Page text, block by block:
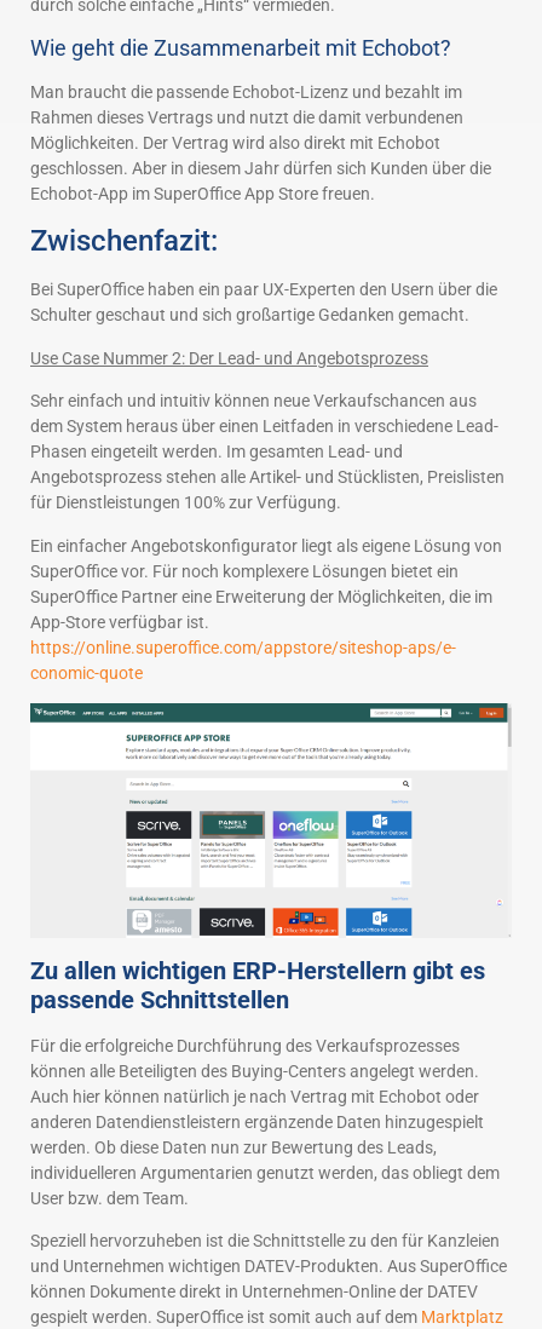
durch solche einfache „Hints“ vermieden.
Wie geht die Zusammenarbeit mit Echobot?
Man braucht die passende Echobot-Lizenz und bezahlt im
Rahmen dieses Vertrags und nutzt die damit verbundenen
Möglichkeiten. Der Vertrag wird also direkt mit Echobot
geschlossen. Aber in diesem Jahr dürfen sich Kunden über die
Echobot-App im SuperOffice App Store freuen.
Zwischenfazit:
Bei SuperOffice haben ein paar UX-Experten den Usern über die
Schulter geschaut und sich großartige Gedanken gemacht.
Use Case Nummer 2: Der Lead- und Angebotsprozess
Sehr einfach und intuitiv können neue Verkaufschancen aus
dem System heraus über einen Leitfaden in verschiedene Lead-
Phasen eingeteilt werden. Im gesamten Lead- und
Angebotsprozess stehen alle Artikel- und Stücklisten, Preislisten
für Dienstleistungen 100% zur Verfügung.
Ein einfacher Angebotskonfigurator liegt als eigene Lösung von
SuperOffice vor. Für noch komplexere Lösungen bietet ein
SuperOffice Partner eine Erweiterung der Möglichkeiten, die im
App-Store verfügbar ist.
https://online.superoffice.com/appstore/siteshop-aps/e-
conomic-quote
Zu allen wichtigen ERP-Herstellern gibt es
passende Schnittstellen
Für die erfolgreiche Durchführung des Verkaufsprozesses
können alle Beteiligten des Buying-Centers angelegt werden.
Auch hier können natürlich je nach Vertrag mit Echobot oder
anderen Datendienstleistern ergänzende Daten hinzugespielt
werden. Ob diese Daten nun zur Bewertung des Leads,
individuelleren Argumentarien genutzt werden, das obliegt dem
User bzw. dem Team.
Speziell hervorzuheben ist die Schnittstelle zu den für Kanzleien
und Unternehmen wichtigen DATEV-Produkten. Aus SuperOffice
können Dokumente direkt in Unternehmen-Online der DATEV
gespielt werden. SuperOffice ist somit auch auf dem Marktplatz